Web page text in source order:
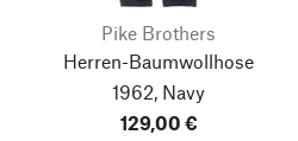
Pike Brothers
Herren-Baumwollhose
1962, Navy
129,00 €